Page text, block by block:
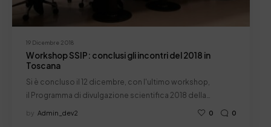
19 Dicembre 2018
Workshop SSIP: conclusi gli incontri del 2018 in
Toscana
Si è concluso il 12 dicembre, con l'ultimo workshop,
il Programma di divulgazione scientifica 2018 della…
by Admin_dev2 0 0